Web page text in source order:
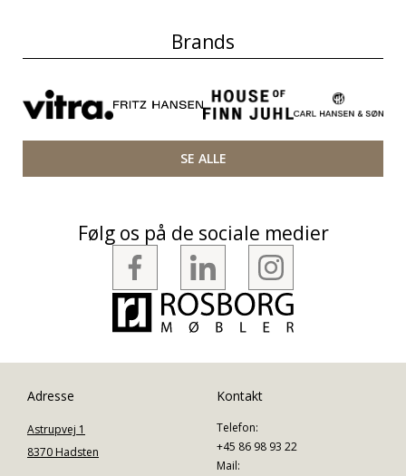
Brands
SE ALLE
Følg os på de sociale medier
Adresse
Astrupvej 1
8370 Hadsten
Kontakt
Telefon:
+45 86 98 93 22
Mail: